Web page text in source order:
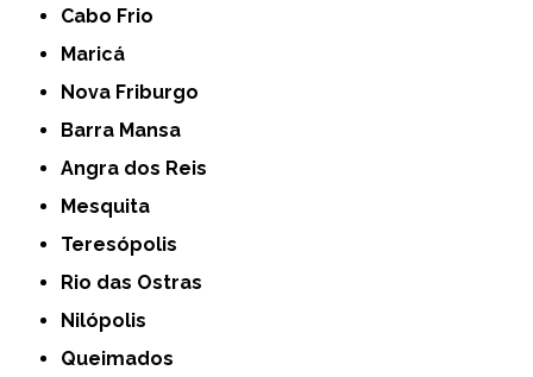
Cabo Frio
Maricá
Nova Friburgo
Barra Mansa
Angra dos Reis
Mesquita
Teresópolis
Rio das Ostras
Nilópolis
Queimados